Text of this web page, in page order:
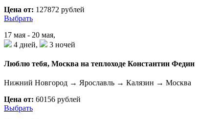
Цена от: 127872 рублей
Выбрать
17 мая - 20 мая,
4 дней,
3 ночей
Люблю тебя, Москва на теплоходе Константин Федин
Нижний Новгород → Ярославль → Калязин → Москва
Цена от: 60156 рублей
Выбрать